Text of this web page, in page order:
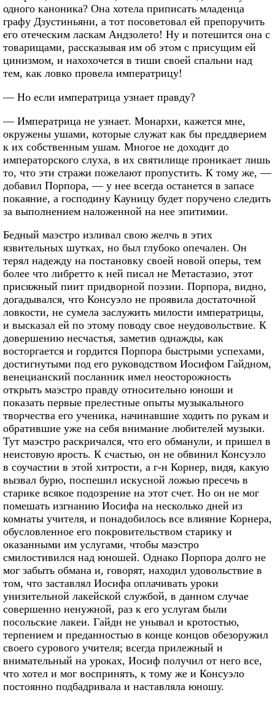
одного каноника? Она хотела приписать младенца
графу Дзустиньяни, а тот посоветовал ей препоручить
его отеческим ласкам Андзолето! Ну и потешится она с
товарищами, рассказывая им об этом с присущим ей
цинизмом, и нахохочется в тиши своей спальни над
тем, как ловко провела императрицу!
— Но если императрица узнает правду?
— Императрица не узнает. Монархи, кажется мне,
окружены ушами, которые служат как бы преддверием
к их собственным ушам. Многое не доходит до
императорского слуха, в их святилище проникает лишь
то, что эти стражи пожелают пропустить. К тому же, —
добавил Порпора, — у нее всегда останется в запасе
покаяние, а господину Кауницу будет поручено следить
за выполнением наложенной на нее эпитимии.
Бедный маэстро изливал свою желчь в этих
язвительных шутках, но был глубоко опечален. Он
терял надежду на постановку своей новой оперы, тем
более что либретто к ней писал не Метастазио, этот
присяжный пиит придворной поэзии. Порпора, видно,
догадывался, что Консуэло не проявила достаточной
ловкости, не сумела заслужить милости императрицы,
и высказал ей по этому поводу свое неудовольствие. К
довершению несчастья, заметив однажды, как
восторгается и гордится Порпора быстрыми успехами,
достигнутыми под его руководством Иосифом Гайдном,
венецианский посланник имел неосторожность
открыть маэстро правду относительно юноши и
показать первые прелестные опыты музыкального
творчества его ученика, начинавшие ходить по рукам и
обратившие уже на себя внимание любителей музыки.
Тут маэстро раскричался, что его обманули, и пришел в
неистовую ярость. К счастью, он не обвинил Консуэло
в соучастии в этой хитрости, а г-н Корнер, видя, какую
вызвал бурю, поспешил искусной ложью пресечь в
старике всякое подозрение на этот счет. Но он не мог
помешать изгнанию Иосифа на несколько дней из
комнаты учителя, и понадобилось все влияние Корнера,
обусловленное его покровительством старику и
оказанными им услугами, чтобы маэстро
смилостивился над юношей. Однако Порпора долго не
мог забыть обмана и, говорят, находил удовольствие в
том, что заставлял Иосифа оплачивать уроки
унизительной лакейской службой, в данном случае
совершенно ненужной, раз к его услугам были
посольские лакеи. Гайдн не унывал и кротостью,
терпением и преданностью в конце концов обезоружил
своего сурового учителя; всегда прилежный и
внимательный на уроках, Иосиф получил от него все,
что хотел и мог воспринять, к тому же и Консуэло
постоянно подбадривала и наставляла юношу.